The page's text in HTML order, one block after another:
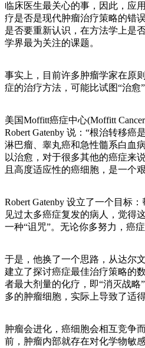
临床医生最关心的事，因此，应
疗是否是现代肿瘤治疗策略的错
是否要重新认识，在方法学上是
学界最为关注的课题。
事实上，目前许多肿瘤学家在原
症的治疗方法，可能比试图“治愈”
美国Moffitt癌症中心(Moffitt
Robert Gatenby 说：“根治转移癌
淋巴瘤、睾丸癌和急性髓系白血
以治愈，对于很多其他的癌症来
且高度适应性的癌细胞，是一个
Robert Gatenby 设立了一个目标
见过太多癌症复发的病人，觉得
一种“诅咒”。无论你多努力，癌
于是，他换了一个思路，从达尔
建立了探讨癌症最佳治疗策略的
者最大剂量的化疗，即“消灭战略
多的肿瘤细胞，实际上导致了适
肿瘤会进化，癌细胞会相互竞争
前，肿瘤内部就存在对化学物敏